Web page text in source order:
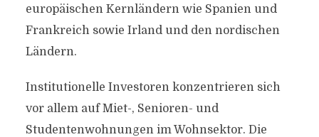
europäischen Kernländern wie Spanien und
Frankreich sowie Irland und den nordischen
Ländern.
Institutionelle Investoren konzentrieren sich
vor allem auf Miet-, Senioren- und
Studentenwohnungen im Wohnsektor. Die